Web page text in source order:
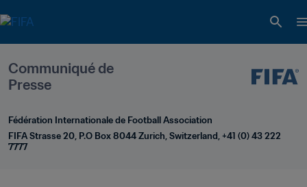
Communiqué de
Presse
Fédération Internationale de Football Association
FIFA Strasse 20, P.O Box 8044 Zurich, Switzerland, +41 (0) 43 222
7777